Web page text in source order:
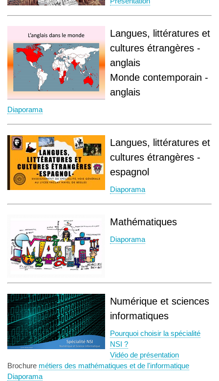
Langues, littératures et
cultures étrangères -
anglais
Monde contemporain -
anglais
Diaporama
Langues, littératures et
cultures étrangères -
espagnol
Diaporama
Mathématiques
Diaporama
Numérique et sciences
informatiques
Pourquoi choisir la spécialité
NSI ?
Vidéo de présentation
Brochure métiers des mathématiques et de l'informatique
Diaporama